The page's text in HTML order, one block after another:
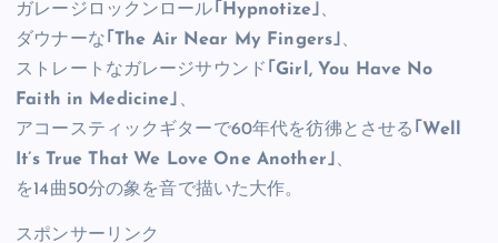
ガレージロックンロール｢Hypnotize｣ 、
ダウナーな｢The Air Near My Fingers｣ 、
ストレートなガレージサウンド ｢Girl, You Have No
Faith in Medicine｣ 、
アコースティックギターで60年代を彷彿とさせる ｢Well
It’s True That We Love One Another｣ 、
を14曲50分の象を音で描いた大作。
スポンサーリンク